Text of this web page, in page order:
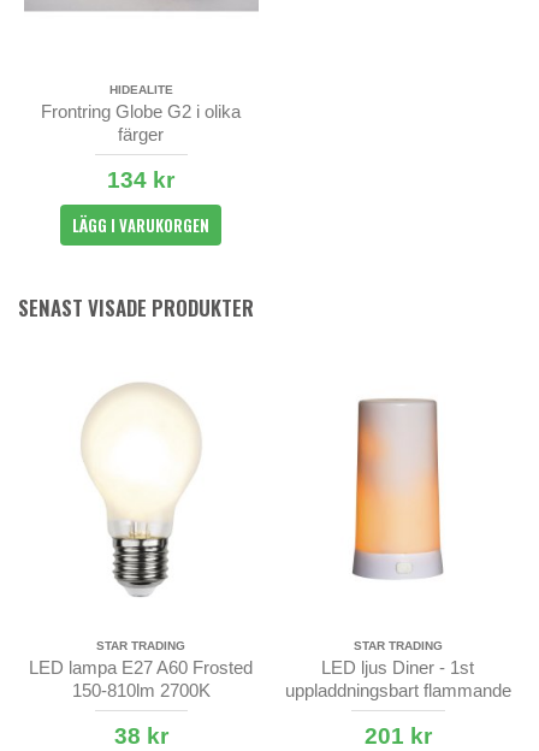
HIDEALITE
Frontring Globe G2 i olika
färger
134 kr
LÄGG I VARUKORGEN
SENAST VISADE PRODUKTER
STAR TRADING
LED lampa E27 A60 Frosted
150-810lm 2700K
38 kr
STAR TRADING
LED ljus Diner - 1st
uppladdningsbart flammande
blockljus
201 kr